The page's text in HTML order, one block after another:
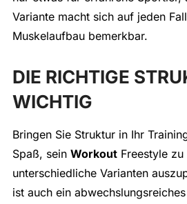
Variante macht sich auf jeden
Muskelaufbau bemerkbar.
DIE RICHTIGE
WICHTIG
Bringen Sie Struktur in Ihr
Spaß, sein WorkoutFreestyle zu
unterschiedliche Varianten
ist auch ein